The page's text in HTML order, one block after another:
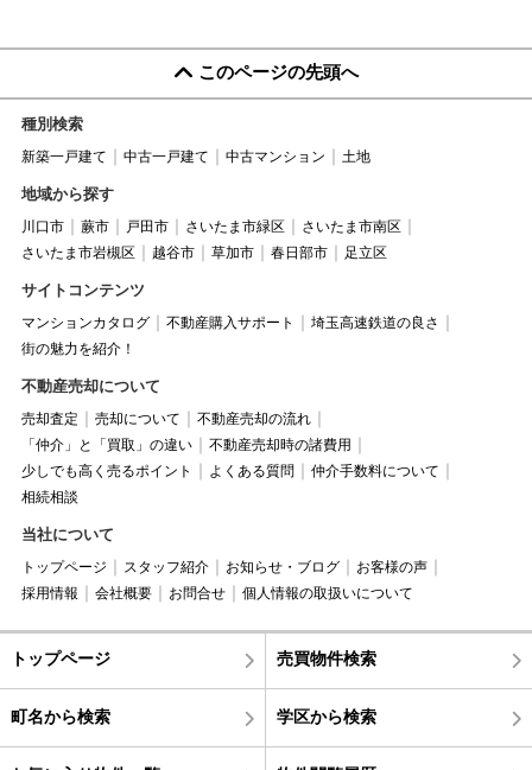
このページの先頭へ
種別検索
新築一戸建て 中古一戸建て 中古マンション 土地
地域から探す
川口市 蕨市 戸田市 さいたま市緑区
さいたま市南区
さいたま市岩槻区
越谷市 草加市 春日部市 足立区
サイトコンテンツ
マンションカタログ 不動産購入サポート
埼玉高速鉄道の良さ
街の魅力を紹介！
不動産売却について
売却査定 売却について
不動産売却の流れ
「仲介」と「買取」の違い
不動産売却時の諸費用
少しでも高く売るポイント
よくある質問
仲介手数料について
相続相談
当社について
トップページ スタッフ紹介 お知らせ・ブログ
お客様の声
採用情報
会社概要 お問合せ 個人情報の取扱いについて
トップページ 売買物件検索
町名から検索 学区から検索